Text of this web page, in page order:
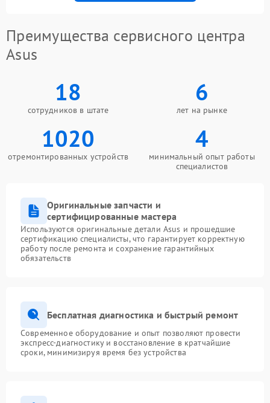
Преимущества сервисного центра
Asus
18
сотрудников в штате
6
лет на рынке
1020
отремонтированных устройств
4
минимальный опыт работы
специалистов
Оригинальные запчасти и
сертифицированные мастера
Используются оригинальные детали Asus и прошедшие
сертификацию специалисты, что гарантирует корректную
работу после ремонта и сохранение гарантийных
обязательств
Бесплатная диагностика и быстрый ремонт
Современное оборудование и опыт позволяют провести
экспресс-диагностику и восстановление в кратчайшие
сроки, минимизируя время без устройства